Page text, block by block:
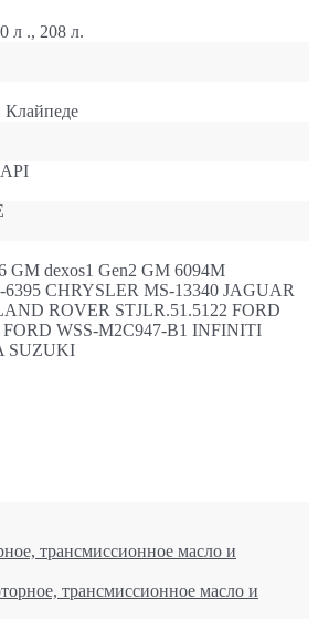
л ., 208 л.
Клайпеде
GM dexos1 Gen2 GM 6094M
CHRYSLER MS-13340 JAGUAR
ROVER STJLR.51.5122 FORD
FORD WSS-M2C947-B1 INFINITI
SUZUKI
трансмиссионное масло и
трансмиссионное масло и